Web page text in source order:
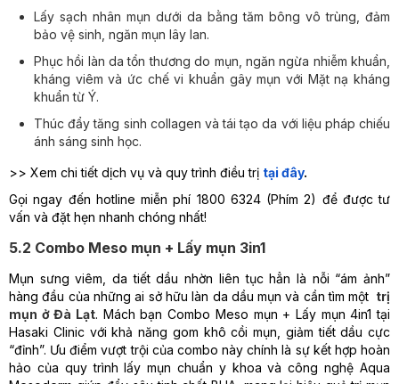
Lấy sạch nhân mụn dưới da bằng tăm bông vô trùng, đảm
bảo vệ sinh, ngăn mụn lây lan.
Phục hồi làn da tổn thương do mụn, ngăn ngừa nhiễm khuẩn,
kháng viêm và ức chế vi khuẩn gây mụn với Mặt nạ kháng
khuẩn từ Ý.
Thúc đẩy tăng sinh collagen và tái tạo da với liệu pháp chiếu
ánh sáng sinh học.
>> Xem chi tiết dịch vụ và quy trình điều trị tại đây.
Gọi ngay đến hotline miễn phí 1800 6324 (Phím 2) để được tư
vấn và đặt hẹn nhanh chóng nhất!
5.2 Combo Meso mụn + Lấy mụn 3in1
Mụn sưng viêm, da tiết dầu nhờn liên tục hẳn là nỗi “ám ảnh”
hàng đầu của những ai sở hữu làn da dầu mụn và cần tìm một trị
mụn ở Đà Lạt​. Mách bạn Combo Meso mụn + Lấy mụn 4in1 tại
Hasaki Clinic với khả năng gom khô cồi mụn, giảm tiết dầu cực
“đỉnh”. Ưu điểm vượt trội của combo này chính là sự kết hợp hoàn
hảo của quy trình lấy mụn chuẩn y khoa và công nghệ Aqua